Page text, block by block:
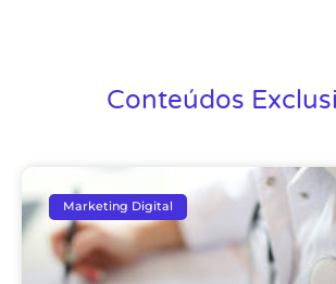
Conteúdos
Marketing Digital